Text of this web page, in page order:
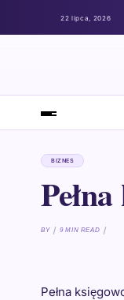
22 lipca, 2026
BIZNES
BY 9 MIN READ
Pełna